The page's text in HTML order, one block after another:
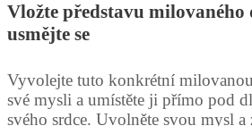
Vložte představu milovaného
usmějte se
Vyvolejte tuto konkrétní
své mysli a umístěte ji přímo pod
svého srdce. Uvolněte svou mysl a